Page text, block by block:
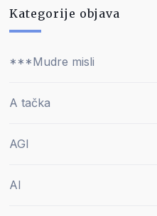
Kategorije objava
***Mudre misli
A tačka
AGI
AI